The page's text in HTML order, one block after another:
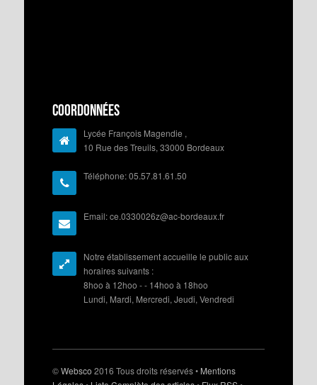
Coordonnées
Lycée François Magendie ,
10 Rue des Treuils, 33000 Bordeaux
Téléphone: 05.57.81.61.50
Email: ce.0330026z@ac-bordeaux.fr
Notre établissement accueille le public aux
horaires suivants :
8hoo à 12hoo - - 14hoo à 18hoo
Lundi, Mardi, Mercredi, Jeudi, Vendredi
©Websco 2016 Tous droits réservés • Mentions